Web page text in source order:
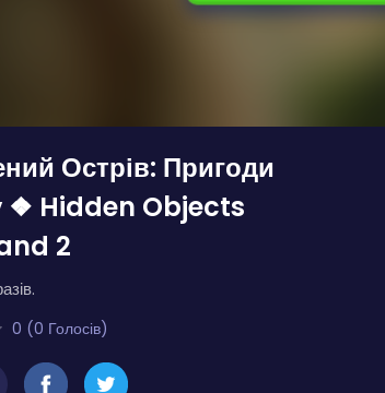
Острів: Пригоди
❖ Hidden Objects
2
0 (0 Голосів)